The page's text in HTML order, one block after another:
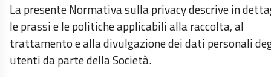
La presente Normativa sulla privacy descrive in
le prassi e le politiche applicabili alla raccolta, al
trattamento e alla divulgazione dei dati personali
utenti da parte della Società.